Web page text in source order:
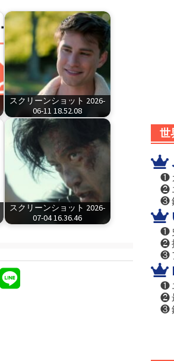
スクリーンショット 2026-
06-11 18.52.08
スクリーンショット 2026-
07-04 16.36.46
世
❶
❷
❸
❶
❷
❸
❶
❷
❸